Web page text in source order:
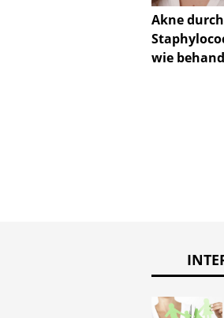
Akne durch
wie